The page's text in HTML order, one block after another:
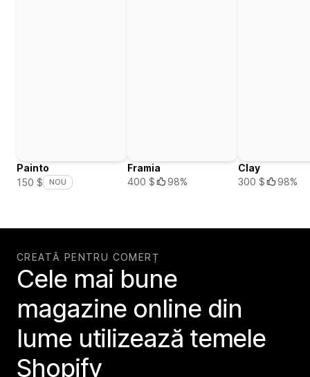
Painto
150 $
NOU
Framia
400 $
98%
Clay
300 $
98%
CREATĂ PENTRU COMERȚ
Cele mai bune
magazine online din
lume utilizează temele
Shopify